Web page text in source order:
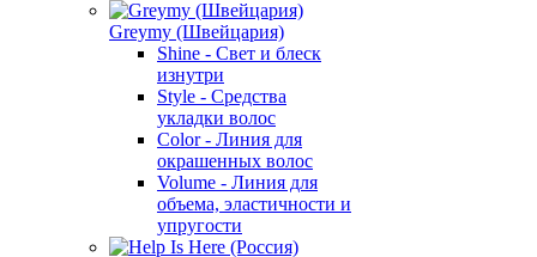
Greymy (Швейцария)
Shine - Свет и блеск
изнутри
Style - Средства
укладки волос
Color - Линия для
окрашенных волос
Volume - Линия для
объема, эластичности и
упругости